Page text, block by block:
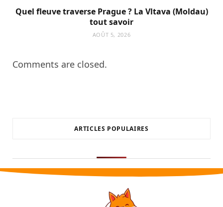
Quel fleuve traverse Prague ? La Vltava (Moldau)
tout savoir
AOÛT 5, 2026
Comments are closed.
ARTICLES POPULAIRES